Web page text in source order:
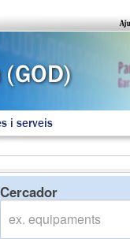
i serveis
Cercador